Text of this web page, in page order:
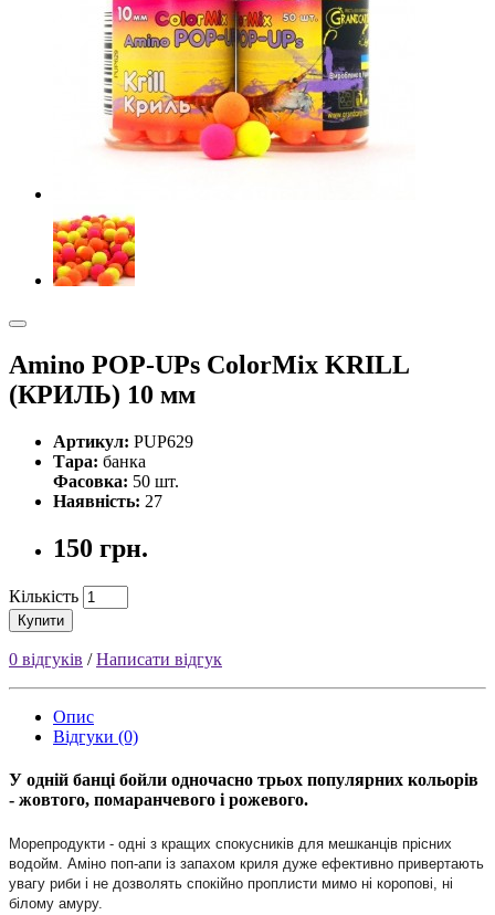
Amino POP-UPs ColorMix KRILL
(КРИЛЬ) 10 мм
Артикул: PUP629
Тара: банка
Фасовка: 50 шт.
Наявність: 27
150 грн.
Кількість
Купити
0 відгуків /Написати відгук
Опис
Відгуки (0)
У одній банці бойли одночасно трьох популярних кольорів
- жовтого, помаранчевого і рожевого.
Морепродукти - одні з кращих спокусників для мешканців прісних
водойм. Аміно поп-апи із запахом криля дуже ефективно привертають
увагу риби і не дозволять спокійно проплисти мимо ні коропові, ні
білому амуру.